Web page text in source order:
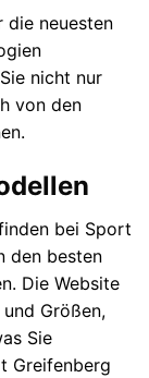
die neuesten
nicht nur
von den
bei Sport
den besten
Die Website
Größen,
Sie
Greifenberg